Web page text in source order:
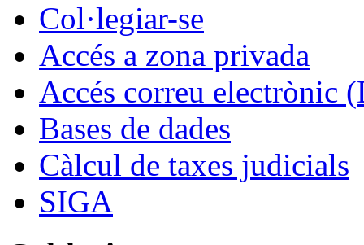
Col·legiar-se
Accés a zona privada
Accés correu electrònic
Bases de dades
Càlcul de taxes judicials
SIGA